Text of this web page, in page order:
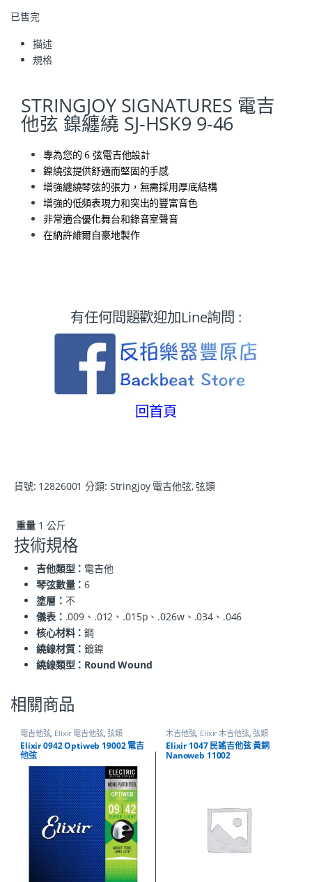
已售完
描述
規格
STRINGJOY SIGNATURES 電吉
他弦 鎳纏繞 SJ-HSK9 9-46
專為您的 6 弦電吉他設計
鎳繞弦提供舒適而堅固的手感
增強纏繞琴弦的張力，無需採用厚底結構
增強的低頻表現力和突出的豐富音色
非常適合優化舞台和錄音室聲音
在納許維爾自豪地製作
有任何問題歡迎加Line詢問 :
回首頁
貨號: 12826001 分類: Stringjoy 電吉他弦,弦類
重量 1 公斤
技術規格
吉他類型： 電吉他
琴弦數量：6
塗層： 不
儀表： .009、.012、.015p、.026w、.034、.046
核心材料：鋼
繞線材質：鍍鎳
繞線類型：Round Wound
相關商品
電吉他弦, Elixir 電吉他弦,弦類
Elixir 0942 Optiweb 19002 電吉
他弦
木吉他弦, Elixir 木吉他弦,弦類
Elixir 1047 民謠吉他弦 黃銅
Nanoweb 11002